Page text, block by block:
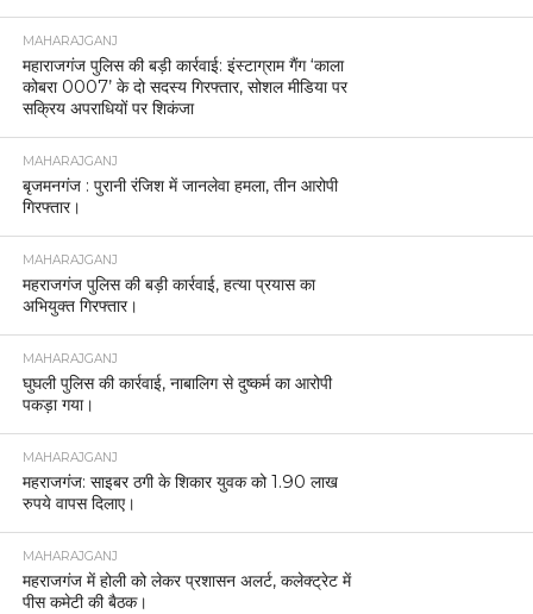
MAHARAJGANJ
महाराजगंज पुलिस की बड़ी कार्रवाई: इंस्टाग्राम गैंग ‘काला
कोबरा 0007’ के दो सदस्य गिरफ्तार, सोशल मीडिया पर
सक्रिय अपराधियों पर शिकंजा
MAHARAJGANJ
बृजमनगंज : पुरानी रंजिश में जानलेवा हमला, तीन आरोपी
गिरफ्तार।
MAHARAJGANJ
महराजगंज पुलिस की बड़ी कार्रवाई, हत्या प्रयास का
अभियुक्त गिरफ्तार।
MAHARAJGANJ
घुघली पुलिस की कार्रवाई, नाबालिग से दुष्कर्म का आरोपी
पकड़ा गया।
MAHARAJGANJ
महराजगंज: साइबर ठगी के शिकार युवक को 1.90 लाख
रुपये वापस दिलाए।
MAHARAJGANJ
महराजगंज में होली को लेकर प्रशासन अलर्ट, कलेक्ट्रेट में
पीस कमेटी की बैठक।